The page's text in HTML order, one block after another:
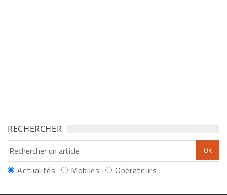
RECHERCHER
Actualités Mobiles Opérateurs